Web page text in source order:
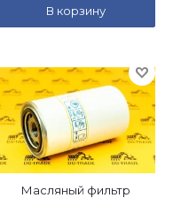
В корзину
Масляный фильтр